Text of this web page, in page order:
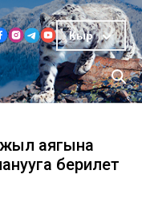
Кыр
жыл аягына
берилет